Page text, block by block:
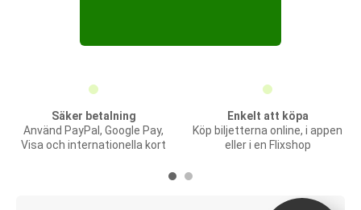
Säker betalning
Använd PayPal, Google Pay,
Visa och internationella kort
Enkelt att köpa
Köp biljetterna online, i appen
eller i en Flixshop